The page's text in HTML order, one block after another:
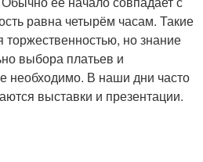
равна четырём часам. Такие
торжественностью, но знание
выбора платьев и
необходимо. В наши дни часто
выставки и презентации.